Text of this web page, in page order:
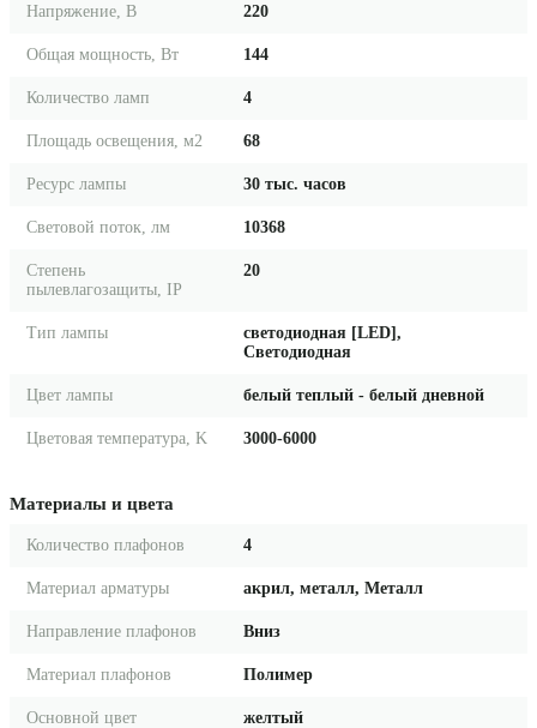
Напряжение, В 220
Общая мощность, Вт 144
Количество ламп 4
Площадь освещения, м2 68
Ресурс лампы 30 тыс. часов
Световой поток, лм 10368
Степень
пылевлагозащиты, IP
20
Тип лампы
светодиодная [LED],
Светодиодная
Цвет лампы белый теплый - белый дневной
Цветовая температура, K 3000-6000
Материалы и цвета
Количество плафонов 4
Материал арматуры акрил, металл, Металл
Направление плафонов Вниз
Материал плафонов Полимер
Основной цвет желтый